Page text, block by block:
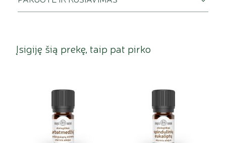
Įsigiję šią prekę, taip pat pirko